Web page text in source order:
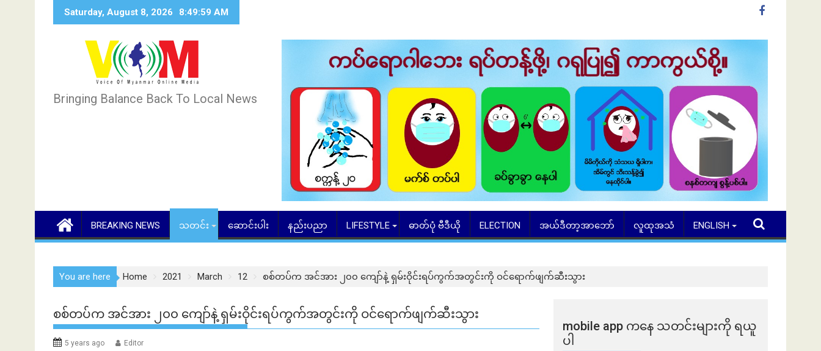
Saturday, August 8, 2026 8:50:00 AM
Bringing Balance Back To Local News
BREAKING NEWS သတင်း ဆောင်းပါး နည်းပညာ LIFESTYLE ဓာတ်ပုံ ဗီဒီယို ELECTION အယ်ဒီတာ့အာဘော် လူထုအသံ ENGLISH
You are here Home 2021 March 12 စစ်တပ်က အင်အား ၂၀၀ ကျော်နဲ့ ရှမ်းဝိုင်းရပ်ကွက်အတွင်းကို ဝင်ရောက်ဖျက်ဆီးသွား
စစ်တပ်က အင်အား ၂၀၀ ကျော်နဲ့ ရှမ်းဝိုင်းရပ်ကွက်အတွင်းကို ဝင်ရောက်ဖျက်ဆီးသွား
5 years ago Editor
mobile app ​​ကနေ ​​သတင်းများကို ရယူ
ပါ